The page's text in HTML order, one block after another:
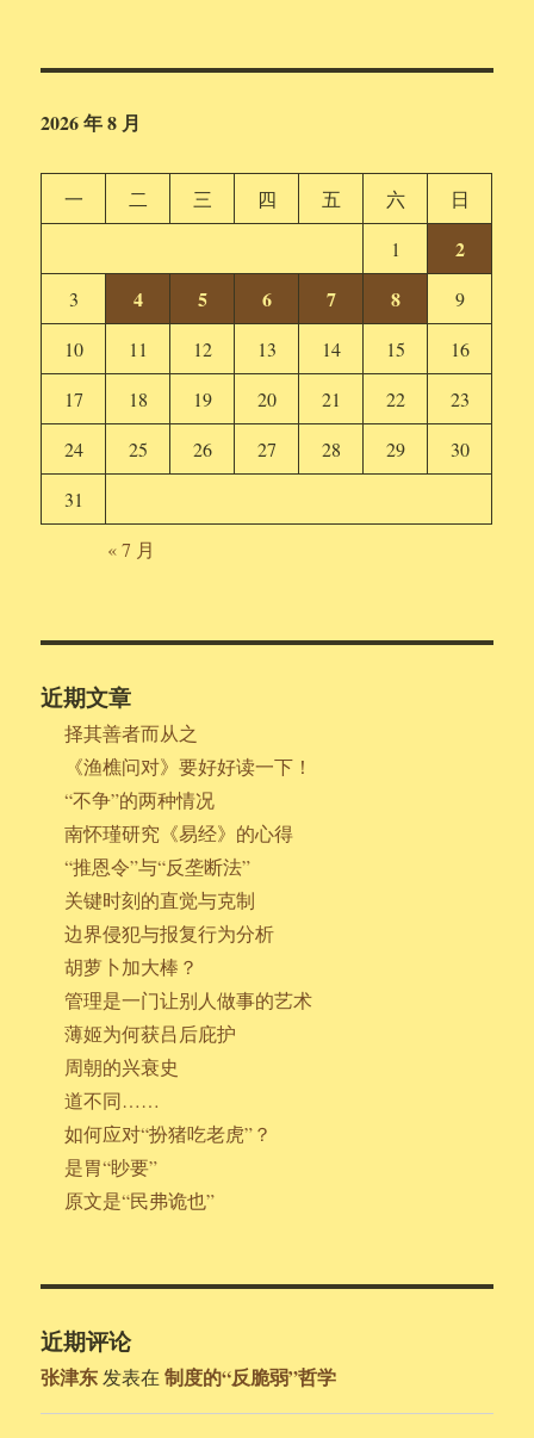
2026 年 8 月
一 二 三 四 五 六
日
1
2
3 4 5 6 7 8
9
10
11 12 13 14 15
16
17
18 19 20 21 22
23
24
25 26 27 28 29
30
31
« 7 月
近期文章
择其善者而从之
《渔樵问对》要好好读一下！
“不争”的两种情况
南怀瑾研究《易经》的心得
“推恩令”与“反垄断法”
关键时刻的直觉与克制
边界侵犯与报复行为分析
胡萝卜加大棒？
管理是一门让别人做事的艺术
薄姬为何获吕后庇护
周朝的兴衰史
道不同……
如何应对“扮猪吃老虎”？
是胃“眇要”
原文是“民弗诡也”
近期评论
张津东 发表在制度的“反脆弱”哲学